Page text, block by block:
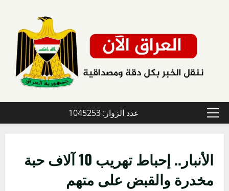
القائمة
عدد الزوار: 1045253
الأنبار.. إحباط تهريب 10 آلاف حبة
مخدرة والقبض على متهم